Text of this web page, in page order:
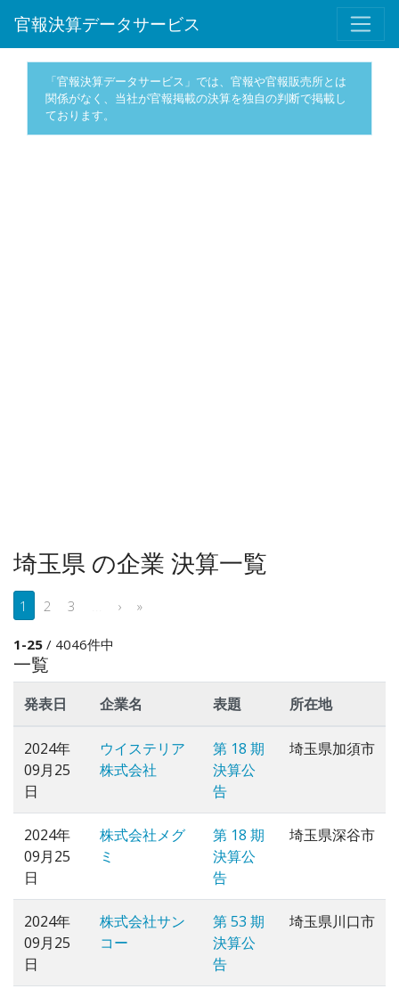
官報決算データサービス
「官報決算データサービス」では、官報や官報販売所とは
関係がなく、当社が官報掲載の決算を独自の判断で掲載し
ております。
埼玉県 の企業 決算一覧
1 2 3 › »
1-25 / 4046件中
一覧
発表日 企業名 表題 所在地
2024年
09月25
日
ウイステリア
株式会社
第 18 期
決算公
告
埼玉県加須市
2024年
09月25
日
株式会社メグ
ミ
第 18 期
決算公
告
埼玉県深谷市
2024年
09月25
日
株式会社サン
コー
第 53 期
決算公
告
埼玉県川口市